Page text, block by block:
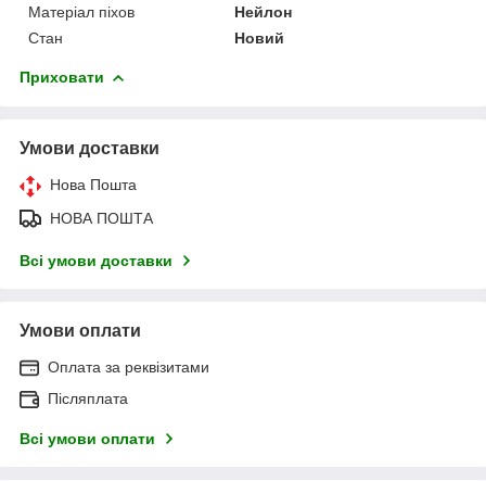
Матеріал піхов
Нейлон
Стан
Новий
Приховати
Умови доставки
Нова Пошта
НОВА ПОШТА
Всі умови доставки
Умови оплати
Оплата за реквізитами
Післяплата
Всі умови оплати